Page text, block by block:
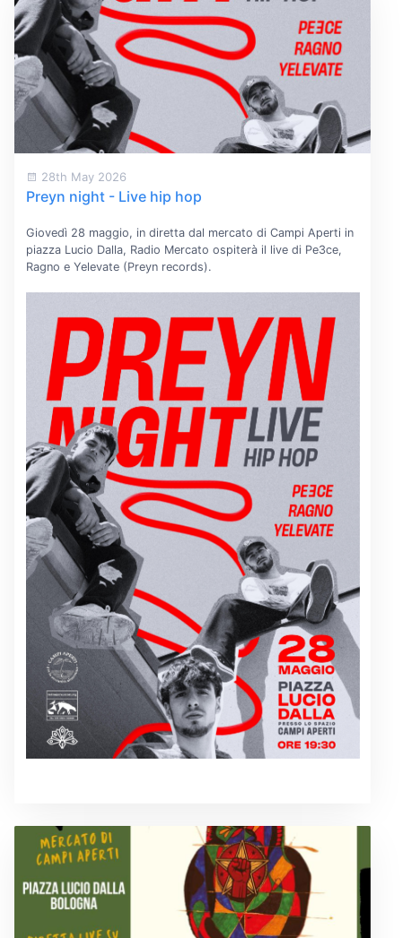
28th May 2026
Preyn night - Live hip hop
Giovedì 28 maggio, in diretta dal mercato di Campi Aperti in
piazza Lucio Dalla, Radio Mercato ospiterà il live di Pe3ce,
Ragno e Yelevate (Preyn records).